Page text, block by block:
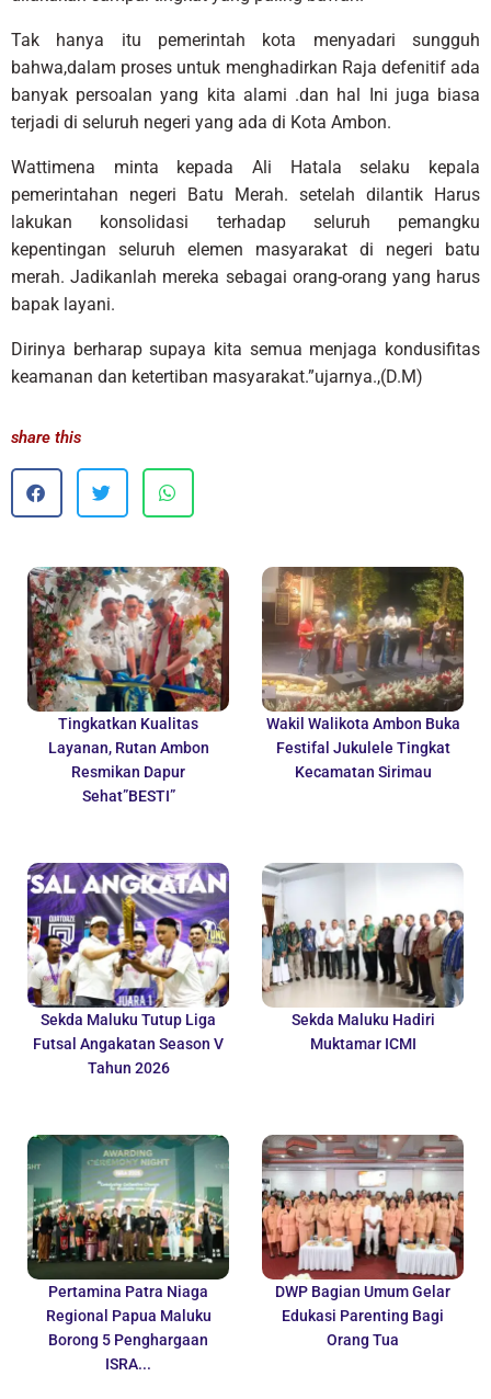
Tak hanya itu pemerintah kota menyadari sungguh
bahwa,dalam proses untuk menghadirkan Raja defenitif ada
banyak persoalan yang kita alami .dan hal Ini juga biasa
terjadi di seluruh negeri yang ada di Kota Ambon.
Wattimena minta kepada Ali Hatala selaku kepala
pemerintahan negeri Batu Merah. setelah dilantik Harus
lakukan konsolidasi terhadap seluruh pemangku
kepentingan seluruh elemen masyarakat di negeri batu
merah. Jadikanlah mereka sebagai orang-orang yang harus
bapak layani.
Dirinya berharap supaya kita semua menjaga kondusifitas
keamanan dan ketertiban masyarakat.”ujarnya.,(D.M)
share this
Tingkatkan Kualitas
Layanan, Rutan Ambon
Resmikan Dapur
Sehat”BESTI”
Wakil Walikota Ambon Buka
Festifal Jukulele Tingkat
Kecamatan Sirimau
Sekda Maluku Tutup Liga
Futsal Angakatan Season V
Tahun 2026
Sekda Maluku Hadiri
Muktamar ICMI
Pertamina Patra Niaga
Regional Papua Maluku
Borong 5 Penghargaan
ISRA...
DWP Bagian Umum Gelar
Edukasi Parenting Bagi
Orang Tua